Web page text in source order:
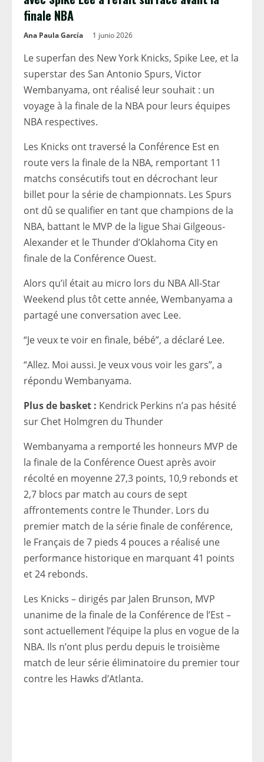
finale NBA
Ana Paula García 1 junio 2026
Le superfan des New York Knicks, Spike Lee, et la
superstar des San Antonio Spurs, Victor
Wembanyama, ont réalisé leur souhait : un
voyage à la finale de la NBA pour leurs équipes
NBA respectives.
Les Knicks ont traversé la Conférence Est en
route vers la finale de la NBA, remportant 11
matchs consécutifs tout en décrochant leur
billet pour la série de championnats. Les Spurs
ont dû se qualifier en tant que champions de la
NBA, battant le MVP de la ligue Shai Gilgeous-
Alexander et le Thunder d’Oklahoma City en
finale de la Conférence Ouest.
Alors qu’il était au micro lors du NBA All-Star
Weekend plus tôt cette année, Wembanyama a
partagé une conversation avec Lee.
“Je veux te voir en finale, bébé”, a déclaré Lee.
“Allez. Moi aussi. Je veux vous voir les gars”, a
répondu Wembanyama.
Plus de basket : Kendrick Perkins n’a pas hésité
sur Chet Holmgren du Thunder
Wembanyama a remporté les honneurs MVP de
la finale de la Conférence Ouest après avoir
récolté en moyenne 27,3 points, 10,9 rebonds et
2,7 blocs par match au cours de sept
affrontements contre le Thunder. Lors du
premier match de la série finale de conférence,
le Français de 7 pieds 4 pouces a réalisé une
performance historique en marquant 41 points
et 24 rebonds.
Les Knicks – dirigés par Jalen Brunson, MVP
unanime de la finale de la Conférence de l’Est –
sont actuellement l’équipe la plus en vogue de la
NBA. Ils n’ont plus perdu depuis le troisième
match de leur série éliminatoire du premier tour
contre les Hawks d’Atlanta.